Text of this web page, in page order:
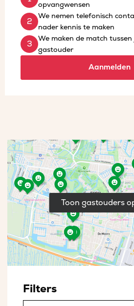
opvangwensen
We nemen telefonisch
nader kennis te maken
We maken de match
gastouder
Aanmelden
Toon gastouders
Filters